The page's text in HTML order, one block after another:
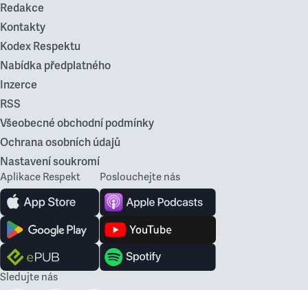
Redakce
Kontakty
Kodex Respektu
Nabídka předplatného
Inzerce
RSS
Všeobecné obchodní podmínky
Ochrana osobních údajů
Nastavení soukromí
Aplikace Respekt Poslouchejte nás
Sledujte nás